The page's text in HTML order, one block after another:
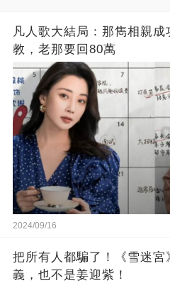
凡人歌大結局：那雋相親
教，老那要回80萬
2024/09/16
把所有人都騙了！《雪迷
義，也不是姜迎紫！